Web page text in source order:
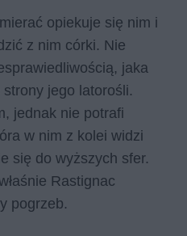
opiekuje się nim i
z nim córki. Nie
jaka
strony jego latorośli.
jednak nie potrafi
w nim z kolei widzi
się do wyższych sfer.
Rastignac
pogrzeb.